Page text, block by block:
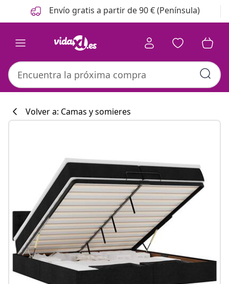
Anterior
Siguiente Envío gratis a partir de 90 € (Península)
#sharemevidaxl
Volver a: Camas y somieres